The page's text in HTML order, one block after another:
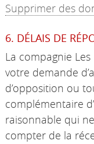
Supprimer des
6. DÉLAIS DE
La compagnie Les
votre demande
d’opposition ou
complémentaire
raisonnable qui
compter de la